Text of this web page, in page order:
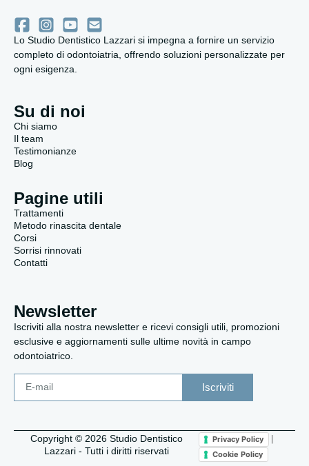
Lo Studio Dentistico Lazzari si impegna a fornire un servizio
completo di odontoiatria, offrendo soluzioni personalizzate per
ogni esigenza.
Su di noi
Chi siamo
Il team
Testimonianze
Blog
Pagine utili
Trattamenti
Metodo rinascita dentale
Corsi
Sorrisi rinnovati
Contatti
Newsletter
Iscriviti alla nostra newsletter e ricevi consigli utili, promozioni
esclusive e aggiornamenti sulle ultime novità in campo
odontoiatrico.
Iscriviti
Copyright © 2026 Studio Dentistico
Lazzari - Tutti i diritti riservati
Privacy Policy |
Cookie Policy